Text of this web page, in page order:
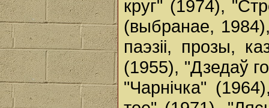
круг" (1974),
(выбранае,
паэзіі, прозы,
(1955), "Дзедаў
"Чарнічка"